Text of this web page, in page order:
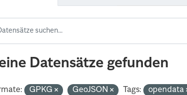
Datensätze gefunden
GPKG GeoJSON Tags:
opendata